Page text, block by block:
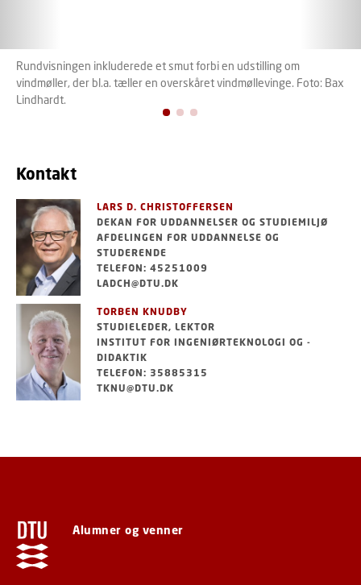
Rundvisningen inkluderede et smut forbi en udstilling om
vindmøller, der bl.a. tæller en overskåret vindmøllevinge. Foto: Bax
Lindhardt.
Kontakt
LARS D. CHRISTOFFERSEN
DEKAN FOR UDDANNELSER OG STUDIEMILJØ
AFDELINGEN FOR UDDANNELSE OG
STUDERENDE
TELEFON: 45251009
LADCH@DTU.DK
TORBEN KNUDBY
STUDIELEDER, LEKTOR
INSTITUT FOR INGENIØRTEKNOLOGI OG -
DIDAKTIK
TELEFON: 35885315
TKNU@DTU.DK
Alumner og venner